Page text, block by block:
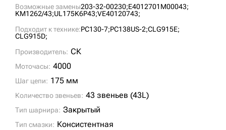
Возможные замены203-32-00230;E4012701M00043;
KM1262/43;UL175K6P43;VE40120743;
Подходит к технике:PC130-7;PC138US-2;CLG915E;
CLG915D;
Производитель: СК
Моточасы: 4000
Шаг цепи: 175 мм
Количество звеньев: 43 звеньев (43L)
Тип шарнира: Закрытый
Тип смазки: Консистентная